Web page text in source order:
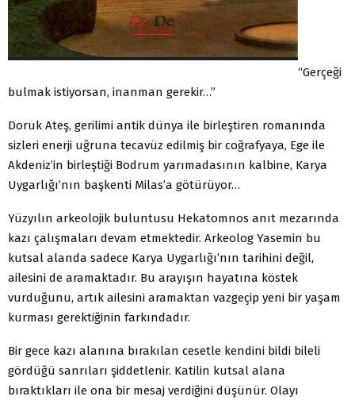
“Gerçeği
bulmak istiyorsan, inanman gerekir…”
Doruk Ateş, gerilimi antik dünya ile birleştiren romanında
sizleri enerji uğruna tecavüz edilmiş bir coğrafyaya, Ege ile
Akdeniz’in birleştiği Bodrum yarımadasının kalbine, Karya
Uygarlığı’nın başkenti Milas’a götürüyor…
Yüzyılın arkeolojik buluntusu Hekatomnos anıt mezarında
kazı çalışmaları devam etmektedir. Arkeolog Yasemin bu
kutsal alanda sadece Karya Uygarlığı’nın tarihini değil,
ailesini de aramaktadır. Bu arayışın hayatına köstek
vurduğunu, artık ailesini aramaktan vazgeçip yeni bir yaşam
kurması gerektiğinin farkındadır.
Bir gece kazı alanına bırakılan cesetle kendini bildi bileli
gördüğü sanrıları şiddetlenir. Katilin kutsal alana
bıraktıkları ile ona bir mesaj verdiğini düşünür. Olayı